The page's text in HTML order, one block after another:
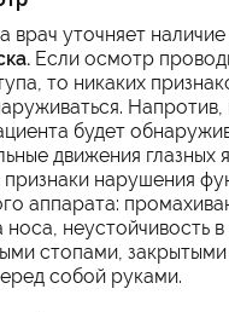
врач уточняет наличие
Если осмотр
то никаких
будет
движения глазных
нарушения
аппарата:
неустойчивость
стопами, закрытыми
собой руками.